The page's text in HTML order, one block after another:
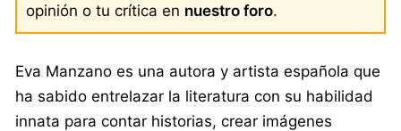
opinión o tu crítica en nuestro foro.
Eva Manzano es una autora y artista española que
ha sabido entrelazar la literatura con su habilidad
innata para contar historias, crear imágenes